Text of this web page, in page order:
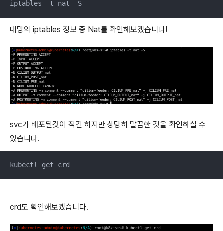
iptables -t nat -S
대망의 iptables 정보 중 Nat를 확인해보겠습니다!
svc가 배포된것이 적긴 하지만 상당히 말끔한 것을 확인하실 수
있습니다.
kubectl get crd
crd도 확인해보겠습니다.